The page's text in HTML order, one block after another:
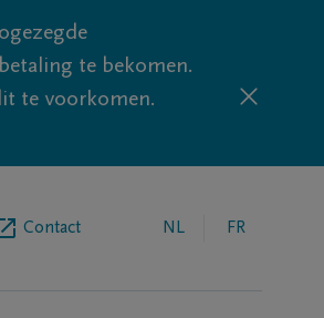
te bekomen.
te voorkomen.
Contact NL FR